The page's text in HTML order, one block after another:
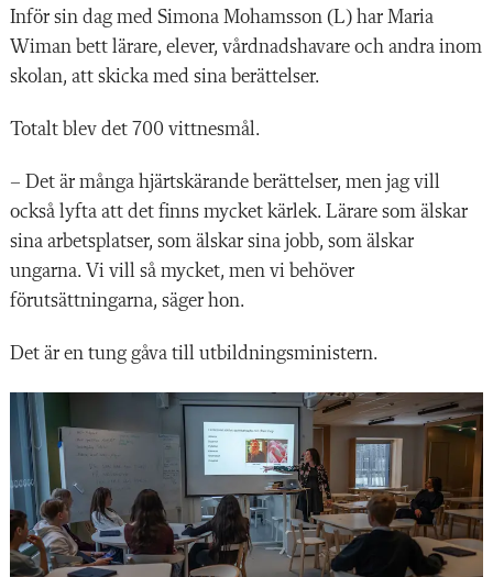
Inför sin dag med Simona Mohamsson (L) har Maria
Wiman bett lärare, elever, vårdnadshavare och andra inom
skolan, att skicka med sina berättelser.
Totalt blev det 700 vittnesmål.
– Det är många hjärtskärande berättelser, men jag vill
också lyfta att det finns mycket kärlek. Lärare som älskar
sina arbetsplatser, som älskar sina jobb, som älskar
ungarna. Vi vill så mycket, men vi behöver
förutsättningarna, säger hon.
Det är en tung gåva till utbildningsministern.